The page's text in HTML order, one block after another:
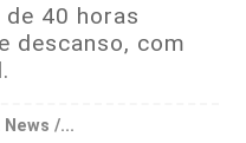
40 horas
descanso, com
/...